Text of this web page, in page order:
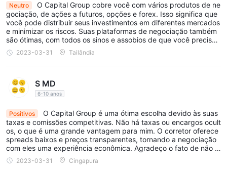
Neutro
O Capital Group cobre você com vários produtos de ne
gociação, de ações a futuros, opções e forex. Isso significa que
você pode distribuir seus investimentos em diferentes mercados
e minimizar os riscos. Suas plataformas de negociação também
são ótimas, com todos os sinos e assobios de que você precisa
para negociar e acompanhar seus investimentos como um profis
sional. Estou muito feliz com a variedade de produtos e recursos
2023-03-31 Tailândia
S MD
6-10 anos
Positivos
O Capital Group é uma ótima escolha devido às suas
taxas e comissões competitivas. Não há taxas ou encargos ocult
os, o que é uma grande vantagem para mim. O corretor oferece
spreads baixos e preços transparentes, tornando a negociação
com eles uma experiência econômica. Agradeço o fato de não s
er atingido por taxas ou cobranças inesperadas e poder calcular
facilmente o custo de minhas negociações.
2023-03-31 Cingapura